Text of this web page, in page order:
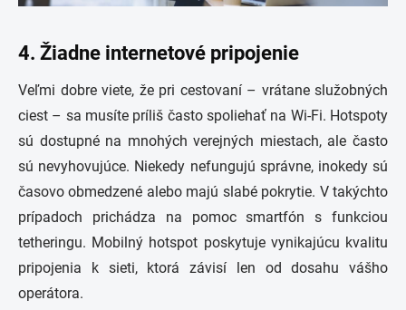
4. Žiadne internetové pripojenie
Veľmi dobre viete, že pri cestovaní – vrátane služobných
ciest – sa musíte príliš často spoliehať na Wi-Fi. Hotspoty
sú dostupné na mnohých verejných miestach, ale často
sú nevyhovujúce. Niekedy nefungujú správne, inokedy sú
časovo obmedzené alebo majú slabé pokrytie. V takýchto
prípadoch prichádza na pomoc smartfón s funkciou
tetheringu. Mobilný hotspot poskytuje vynikajúcu kvalitu
pripojenia k sieti, ktorá závisí len od dosahu vášho
operátora.